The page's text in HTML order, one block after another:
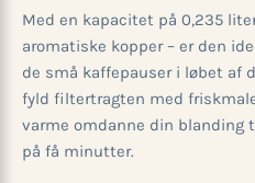
Med en kapacitet på 0,235
aromatiske kopper – er den
de små kaffepauser i løbet af
fyld filtertragten med
varme omdanne din blanding
på få minutter.